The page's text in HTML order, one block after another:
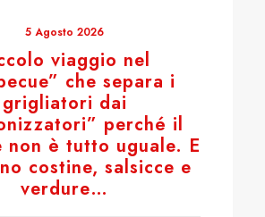
5 Agosto 2026
viaggio nel
che separa i
grigliatori dai
perché il
non è tutto uguale. E
costine, salsicce e
verdure…